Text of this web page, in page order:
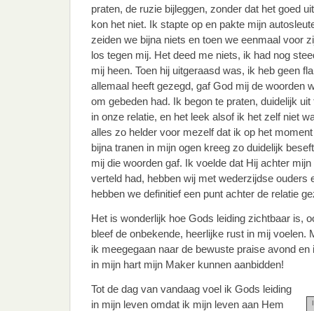
praten, de ruzie bijleggen, zonder dat het goed
kon het niet. Ik stapte op en pakte mijn
zeiden we bijna niets en toen we eenmaal voor
los tegen mij. Het deed me niets, ik had nog
mij heen. Toen hij uitgeraasd was, ik heb geen
allemaal heeft gezegd, gaf God mij de woorden
om gebeden had. Ik begon te praten, duidelijk
in onze relatie, en het leek alsof ik het zelf niet
alles zo helder voor mezelf dat ik op het
bijna tranen in mijn ogen kreeg zo duidelijk
mij die woorden gaf. Ik voelde dat Hij achter
verteld had, hebben wij met wederzijdse ouders
hebben we definitief een punt achter de relatie
Het is wonderlijk hoe Gods leiding zichtbaar is,
bleef de onbekende, heerlijke rust in mij voelen.
ik meegegaan naar de bewuste praise avond
in mijn hart mijn Maker kunnen aanbidden!
Tot de dag van vandaag voel ik Gods leiding
in mijn leven omdat ik mijn leven aan Hem